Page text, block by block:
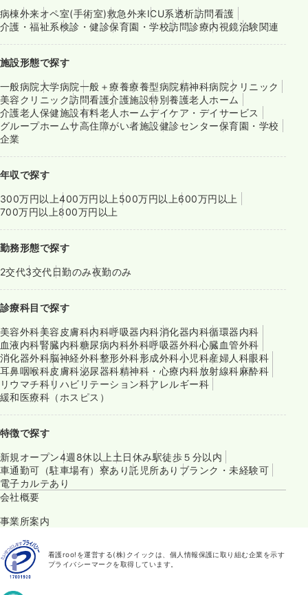
病棟外来オペ室(手術室)救急外来ICU系透析訪問看護
介護・福祉系検診・健診保育園・学校訪問診療内視鏡治験関連
施設形態で探す
一般病院大学病院一般＋療養療養型病院精神科病院クリニック
美容クリニック訪問看護介護施設特別養護老人ホーム
介護老人保健施設有料老人ホームデイケア・デイサービス
グループホームサ高住障がい者施設健診センター保育園・学校
企業
年収で探す
300万円以上400万円以上 500万円以上600万円以上
700万円以上800万円以上
勤務形態で探す
2交代3交代日勤のみ夜勤のみ
診療科目で探す
美容外科美容皮膚科内科呼吸器内科消化器内科循環器内科
血液内科腎臓内科糖尿病内科外科呼吸器外科心臓血管外科
消化器外科脳神経外科整形外科形成外科小児科産婦人科眼科
耳鼻咽喉科皮膚科泌尿器科精神科・心療内科放射線科麻酔科
リウマチ科リハビリテーション科アレルギー科
緩和医療科（ホスピス）
特徴で探す
新規オープン4週8休以上 土日休み駅徒歩５分以内
車通勤可（駐車場有） 寮あり託児所あり ブランク・未経験可
電子カルテあり
会社概要
事業所案内
看護roo!を運営する(株)クイックは、個人情報保護に取り組む企業を示す
プライバシーマークを取得しています。